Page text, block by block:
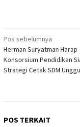
Navigasi
pos
Pos sebelumnya
Herman Suryatman Harap
Konsorsium Pendidikan
Strategi Cetak SDM
POS TERKAIT